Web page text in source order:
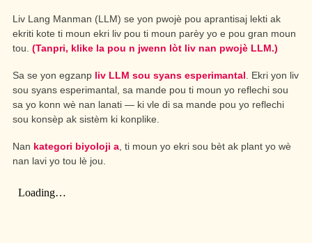
Liv Lang Manman (LLM) se yon pwojè pou aprantisaj lekti ak
ekriti kote ti moun ekri liv pou ti moun parèy yo e pou gran moun
tou. (Tanpri, klike la pou n jwenn lòt liv nan pwojè LLM.)
Sa se yon egzanp liv LLM sou syans esperimantal . Ekri yon liv
sou syans esperimantal, sa mande pou ti moun yo reflechi sou
sa yo konn wè nan lanati — ki vle di sa mande pou yo reflechi
sou konsèp ak sistèm ki konplike.
Nan kategori biyoloji a , ti moun yo ekri sou bèt ak plant yo wè
nan lavi yo tou lè jou.